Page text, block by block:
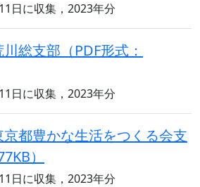
日に収集，2023年分
総支部（PDF形式：
日に収集，2023年分
都豊かな生活をつくる会支
）
日に収集，2023年分